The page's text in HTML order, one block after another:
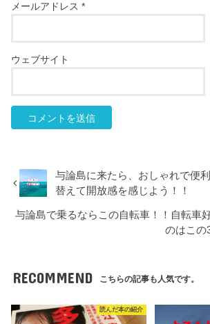
メールアドレス*
ウェブサイト
与論島に来たら、おしゃれで便
替えて開放感を感じよう！！
与論島で乗るならこの自転車！！自転車
のはこの
RECOMMEND こちらの記事も人気です。
読んだ本の紹介